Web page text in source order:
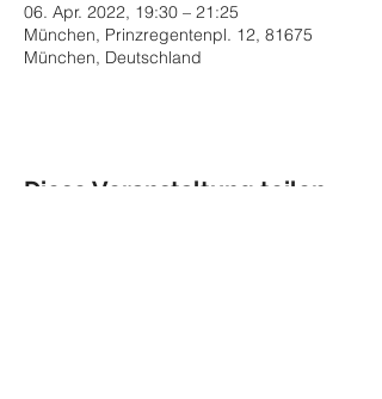
06. Apr. 2022, 19:30 – 21:25
München, Prinzregentenpl. 12, 81675
München, Deutschland
Diese Veranstaltung teilen